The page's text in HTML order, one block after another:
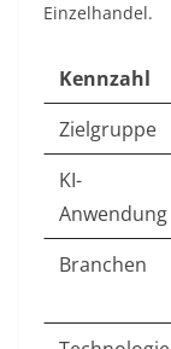
Einzelhandel.​
Kennzahl
Zielgruppe
KI-
Anwendung
Branchen